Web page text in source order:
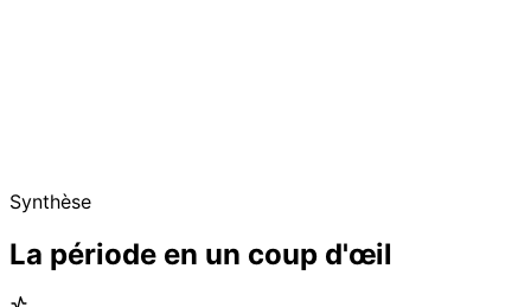
Synthèse
La période en un coup d'œil